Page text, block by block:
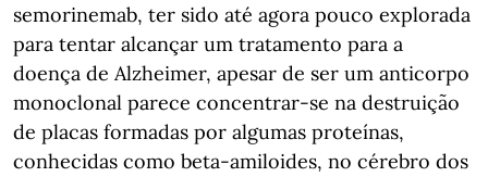
semorinemab, ter sido até agora pouco explorada
para tentar alcançar um tratamento para a
doença de Alzheimer, apesar de ser um anticorpo
monoclonal parece concentrar-se na destruição
de placas formadas por algumas proteínas,
conhecidas como beta-amiloides, no cérebro dos